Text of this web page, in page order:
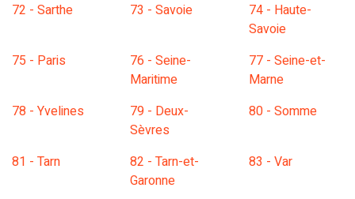
72 - Sarthe
73 - Savoie
74 - Haute-
Savoie
75 - Paris
76 - Seine-
Maritime
77 - Seine-et-
Marne
78 - Yvelines
79 - Deux-
Sèvres
80 - Somme
81 - Tarn
82 - Tarn-et-
Garonne
83 - Var